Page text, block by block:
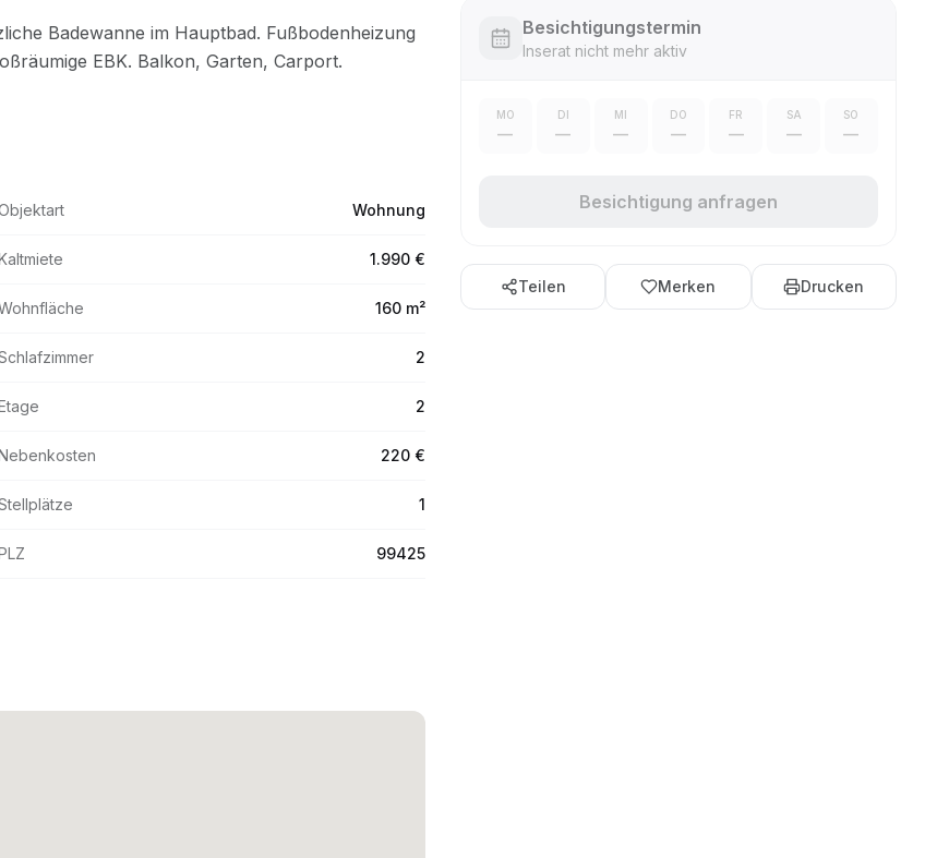
Wohnung
1.990 €
160 m²
2
2
220 €
1
99425
Besichtigungstermin
Inserat nicht mehr aktiv
MO
—
DI
—
MI
—
DO
—
FR
—
SA
—
SO
—
Besichtigung anfragen
Teilen Merken Drucken